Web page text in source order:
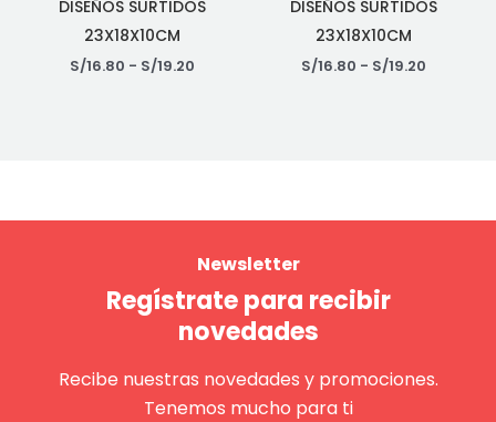
DISEÑOS SURTIDOS
23X18X10CM
S/16.80 - S/19.20
DISEÑOS SURTIDOS
23X18X10CM
S/16.80 - S/19.20
Newsletter
Regístrate para recibir
novedades
Recibe nuestras novedades y promociones.
Tenemos mucho para ti